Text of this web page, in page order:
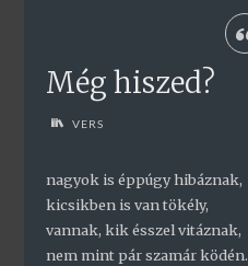
Még hiszed?
VERS
nagyok is éppúgy hibáznak,
kicsikben is van tökély,
vannak, kik ésszel vitáznak,
nem mint pár szamár ködén.